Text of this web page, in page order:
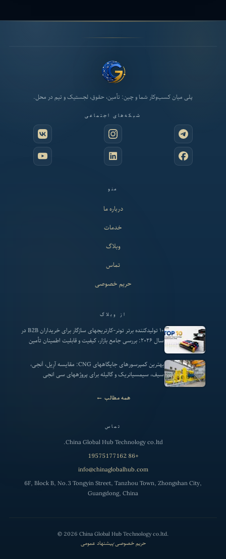
پلی میان کسب‌وکار شما و چین: تأمین، حقوق، لجستیک و تیم در محل.
شبکه‌های اجتماعی
منو
درباره ما
خدمات
وبلاگ
تماس
حریم خصوصی
از وبلاگ
۱۰ تولیدکننده برتر تونر-کارتریجهای سازگار برای خریداران B2B در
سال ۲۰۲۶: بررسی جامع بازار، کیفیت و قابلیت اطمینان تأمین
بهترین کمپرسورهای جایگاههای CNG: مقایسه آرِیل، اَنجی،
سیف، سیمسیانریک و گالیله برای پروژههای سی انجی
همه مطالب ←
تماس
China Global Hub Technology co.ltd.
+86 19575177162
info@chinaglobalhub.com
6F, Block B, No.3 Tongyin Street, Tanzhou Town, Zhongshan City,
Guangdong, China
© 2026 China Global Hub Technology co.ltd.
حریم خصوصی·پیشنهاد عمومی